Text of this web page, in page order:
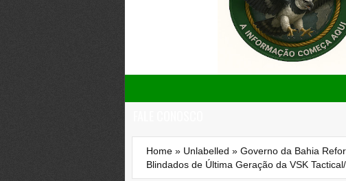
Home » Unlabelled » Governo da Bahia
Blindados de Última Geração da VSK